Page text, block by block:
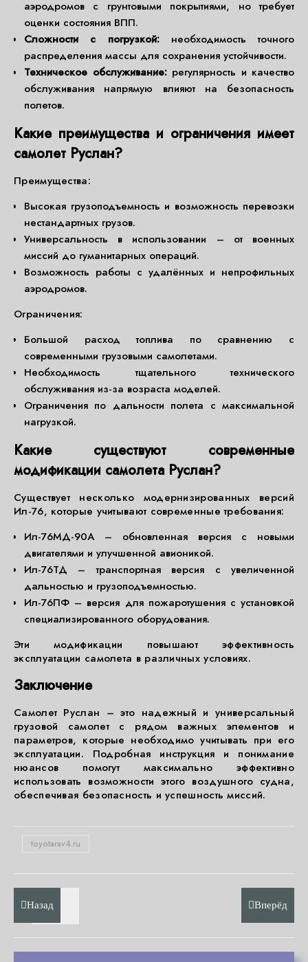
аэродромов с грунтовыми покрытиями, но требует
оценки состояния ВПП.
Сложности с погрузкой:необходимость точного
распределения массы для сохранения устойчивости.
Техническое обслуживание:регулярность и качество
обслуживания напрямую влияют на безопасность
полетов.
Какие преимущества и ограничения имеет
самолет Руслан?
Преимущества:
Высокая грузоподъемность и возможность перевозки
нестандартных грузов.
Универсальность в использовании – от военных
миссий до гуманитарных операций.
Возможность работы с удалённых и непрофильных
аэродромов.
Ограничения:
Большой расход топлива по сравнению с
современными грузовыми самолетами.
Необходимость тщательного технического
обслуживания из-за возраста моделей.
Ограничения по дальности полета с максимальной
нагрузкой.
Какие существуют современные
модификации самолета Руслан?
Существует несколько модернизированных версий
Ил-76, которые учитывают современные требования:
Ил-76МД-90А – обновленная версия с новыми
двигателями и улучшенной авионикой.
Ил-76ТД – транспортная версия с увеличенной
дальностью и грузоподъемностью.
Ил-76ПФ – версия для пожаротушения с установкой
специализированного оборудования.
Эти модификации повышают эффективность
эксплуатации самолета в различных условиях.
Заключение
Самолет Руслан – это надежный и универсальный
грузовой самолет с рядом важных элементов и
параметров, которые необходимо учитывать при его
эксплуатации. Подробная инструкция и понимание
нюансов помогут максимально эффективно
использовать возможности этого воздушного судна,
обеспечивая безопасность и успешность миссий.
toyotarav4.ru
Назад Вперёд